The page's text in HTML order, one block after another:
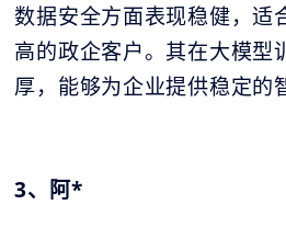
数据安全方面表现稳健，适
高的政企客户。其在大模型
厚，能够为企业提供稳定的
3、阿*